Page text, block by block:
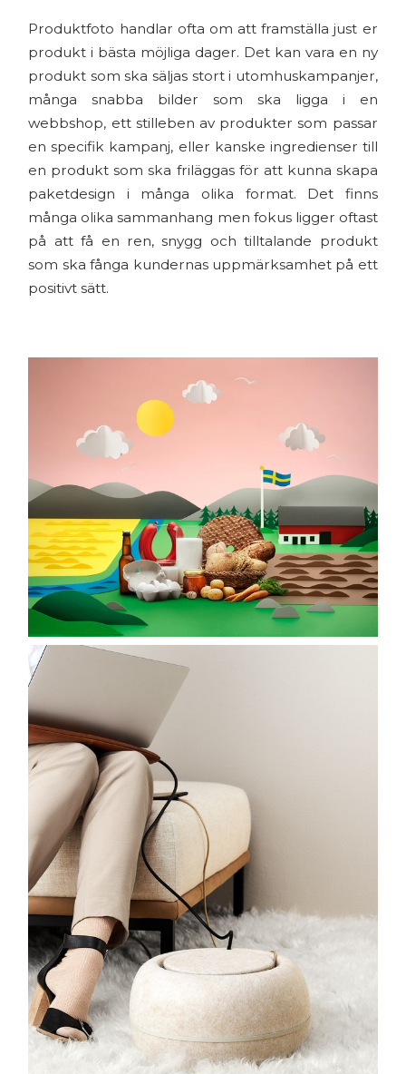
Produktfoto handlar ofta om att framställa just er
produkt i bästa möjliga dager. Det kan vara en ny
produkt som ska säljas stort i utomhuskampanjer,
många snabba bilder som ska ligga i en
webbshop, ett stilleben av produkter som passar
en specifik kampanj, eller kanske ingredienser till
en produkt som ska friläggas för att kunna skapa
paketdesign i många olika format. Det finns
många olika sammanhang men fokus ligger oftast
på att få en ren, snygg och tilltalande produkt
som ska fånga kundernas uppmärksamhet på ett
positivt sätt.